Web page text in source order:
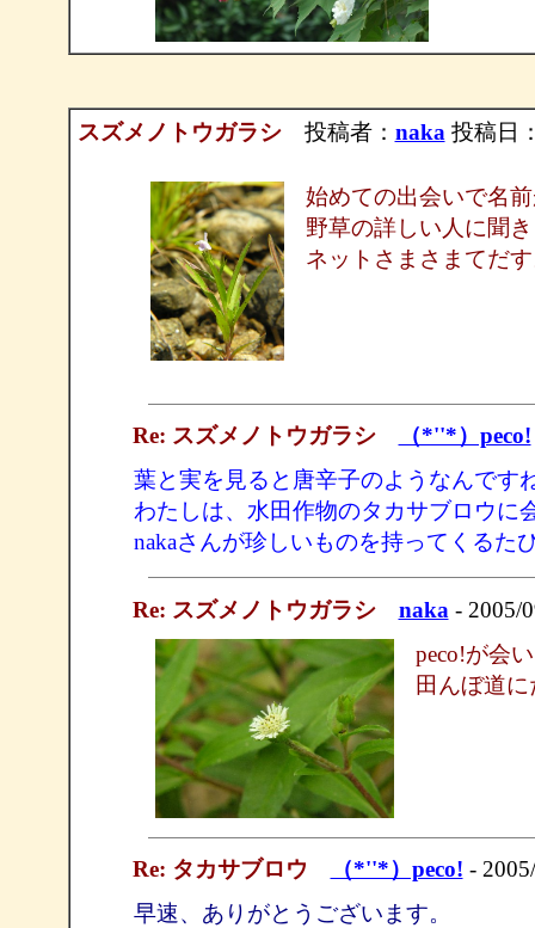
スズメノトウガラシ投稿者： naka投稿日
始めての出会いで名
野草の詳しい人に聞
ネットさまさまてだ
Re: スズメノトウガラシ （*''*）peco!
葉と実を見ると唐辛子のようなんです
わたしは、水田作物のタカサブロウに
nakaさんが珍しいものを持ってくるた
Re: スズメノトウガラシ naka - 2005/
peco!が会
田んぼ道
Re: タカサブロウ （*''*）peco! -
早速、ありがとうございます。